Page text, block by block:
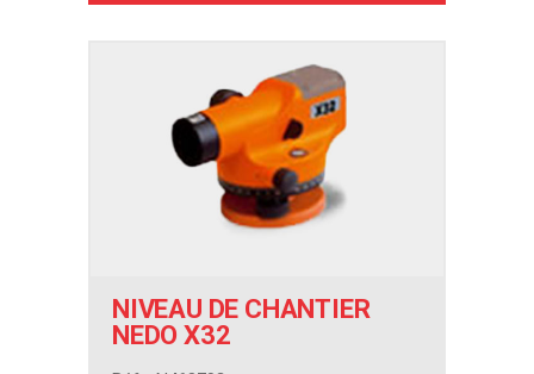
NIVEAU DE CHANTIER
NEDO X32